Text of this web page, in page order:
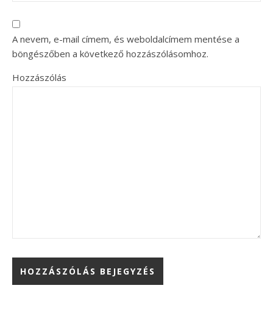
A nevem, e-mail címem, és weboldalcímem mentése a
böngészőben a következő hozzászólásomhoz.
Hozzászólás